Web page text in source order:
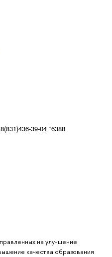
39-04 *6388
на улучшение
качества образования